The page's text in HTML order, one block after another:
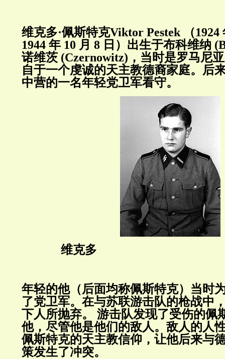
维克多·佩斯特克Viktor Pestek （1924
1944 年 10 月 8 日）出生于布科维纳
诺维茨 (Czernowitz) ，当时是罗马尼
自于一个虔诚的天主教德裔家庭。后
中营的一名年轻党卫军看守。
维克多
年轻的他（后面均称佩斯特克）当时
了党卫军。 在与苏联游击队的枪战中
下人所抛弃。
游击队发现了受伤的佩
他，尽管他是他们的敌人。敌人的人
佩斯特克的天主教信仰，让他后来与
策发生了冲突。